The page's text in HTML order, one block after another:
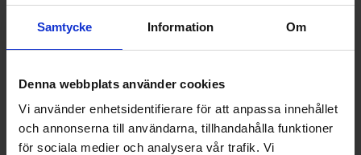
Samtycke Information Om
Denna webbplats använder cookies
Vi använder enhetsidentifierare för att anpassa innehållet
och annonserna till användarna, tillhandahålla funktioner
för sociala medier och analysera vår trafik. Vi